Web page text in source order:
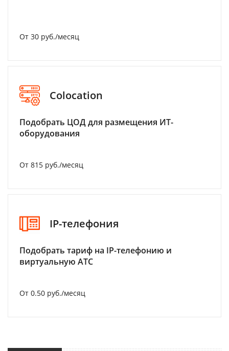
От 30 руб./месяц
Colocation
Подобрать ЦОД для размещения ИТ-
оборудования
От 815 руб./месяц
IP-телефония
Подобрать тариф на IP-телефонию и
виртуальную АТС
От 0.50 руб./месяц